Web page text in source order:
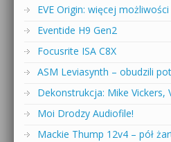
EVE Origin: więcej
Eventide H9 Gen2
Focusrite ISA C8X
ASM Leviasynth – obudzili
Dekonstrukcja: Mike Vickers,
Moi Drodzy Audiofile!
Mackie Thump 12v4 – pół